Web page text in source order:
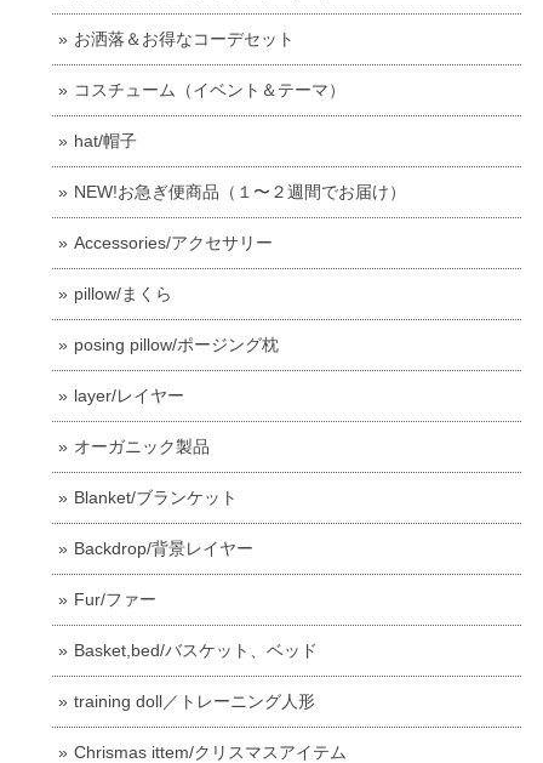
お洒落＆お得なコーデセット
コスチューム（イベント＆テーマ）
hat/帽子
NEW!お急ぎ便商品（１〜２週間でお届け）
Accessories/アクセサリー
pillow/まくら
posing pillow/ポージング枕
layer/レイヤー
オーガニック製品
Blanket/ブランケット
Backdrop/背景レイヤー
Fur/ファー
Basket,bed/バスケット、ベッド
training doll／トレーニング人形
Chrismas ittem/クリスマスアイテム